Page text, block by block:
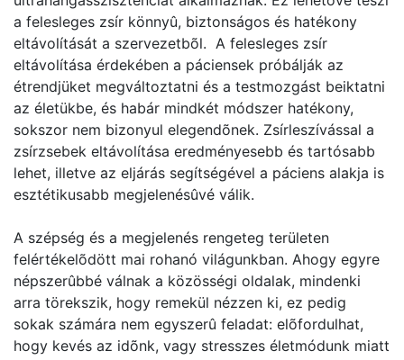
a felesleges zsír könnyû, biztonságos és hatékony
eltávolítását a szervezetbõl. A felesleges zsír
eltávolítása érdekében a páciensek próbálják az
étrendjüket megváltoztatni és a testmozgást beiktatni
az életükbe, és habár mindkét módszer hatékony,
sokszor nem bizonyul elegendõnek. Zsírleszívással a
zsírzsebek eltávolítása eredményesebb és tartósabb
lehet, illetve az eljárás segítségével a páciens alakja is
esztétikusabb megjelenésûvé válik.
A szépség és a megjelenés rengeteg területen
felértékelõdött mai rohanó világunkban. Ahogy egyre
népszerûbbé válnak a közösségi oldalak, mindenki
arra törekszik, hogy remekül nézzen ki, ez pedig
sokak számára nem egyszerû feladat: elõfordulhat,
hogy kevés az idõnk, vagy stresszes életmódunk miatt